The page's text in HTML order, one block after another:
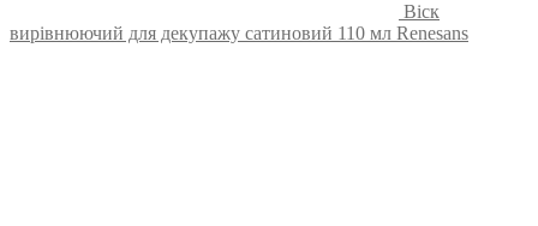
Віск
вирівнюючий для декупажу сатиновий 110 мл Renesans